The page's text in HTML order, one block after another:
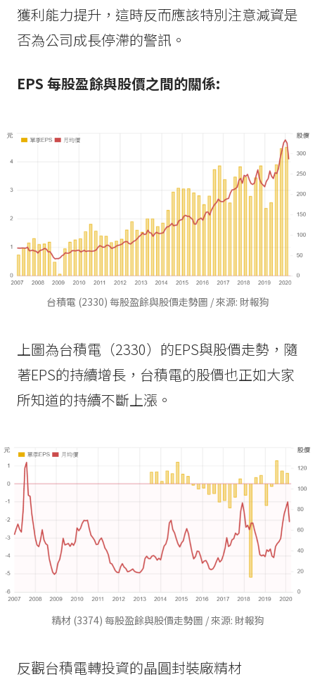
獲利能力提升，這時反而應該特別注意減資是
否為公司成長停滯的警訊。
EPS 每股盈餘與股價之間的關係:
台積電 (2330) 每股盈餘與股價走勢圖 / 來源: 財報狗
上圖為台積電（2330）的EPS與股價走勢，隨
著EPS的持續增長，台積電的股價也正如大家
所知道的持續不斷上漲。
精材 (3374) 每股盈餘與股價走勢圖 / 來源: 財報狗
反觀台積電轉投資的晶圓封裝廠精材